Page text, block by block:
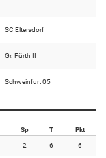
SC Eltersdorf
Gr. Fürth II
Schweinfurt 05
Sp T Pkt
2 6 6